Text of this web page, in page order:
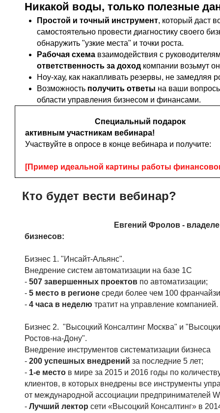
Никакой воды, только полезные
Простой и точный инструмент, который даст
самостоятельно провести диагностику своего
обнаружить "узкие места" и точки роста.
Рабочая схема взаимодействия с
ответственность за доход компании возьмут
Ноу-хау, как накапливать резервы, не замедляя
Возможность получить ответы на ваши
области управления бизнесом и финансами.
Специальный подарок
активным участникам вебинара!
Участвуйте в опросе в конце вебинара и получите:
[Пример идеальной картины работы
Кто будет вести вебинар?
Евгений Фролов -
бизнесов:
Бизнес 1. "Инсайт-Альянс".
Внедрение систем автоматизации на базе 1С
- 507 завершенных проектов по автоматизации;
- 5 место в регионе среди более чем 100
- 4 часа в неделю тратит на управление компанией.
Бизнес 2. "Высоцкий Консалтинг Москва" и
Ростов-на-Дону".
Внедрение инструментов систематизации бизнеса
- 200 успешных внедрений за последние 5 лет;
- 1-е место в мире за 2015 и 2016 годы по
клиентов, в которых внедрены все инструменты
от международной ассоциации предпринимателей
- Лучший лектор сети «Высоцкий Консалтинг» в